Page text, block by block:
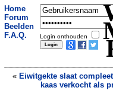
Home
Forum
Beelden
F.A.Q.
Login onthouden
« Eiwitgekte slaat
kaas verkocht als